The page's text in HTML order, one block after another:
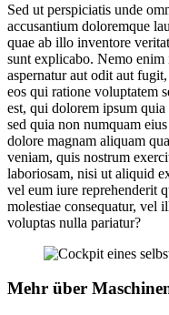
Sed ut perspiciatis unde
accusantium doloremque
quae ab illo inventore
sunt explicabo. Nemo
aspernatur aut odit aut
eos qui ratione voluptatem
est, qui dolorem ipsum
sed quia non numquam
dolore magnam aliquam
veniam, quis nostrum
laboriosam, nisi ut aliquid
vel eum iure reprehenderit
molestiae consequatur, vel
voluptas nulla pariatur?
Mehr über